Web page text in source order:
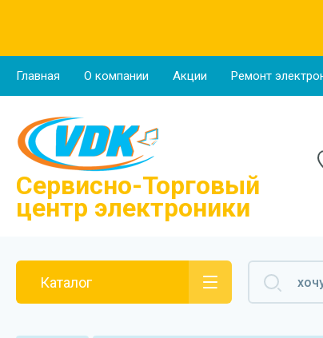
Новости
Отзывы о нас
Напишите нам
Главная О компании Акции Ремонт
Сервисно-Торговый
центр электроники
Каталог